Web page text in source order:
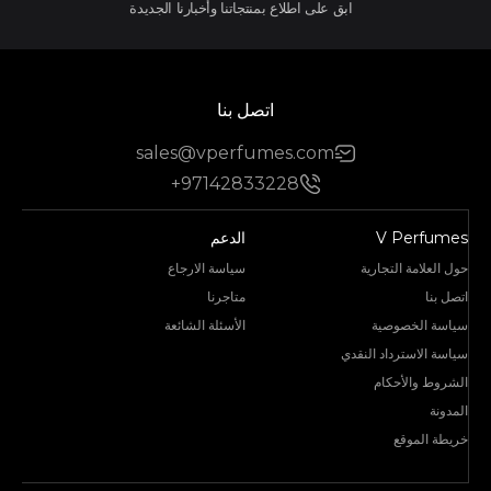
ابق على اطلاع بمنتجاتنا وأخبارنا الجديدة
اتصل بنا
sales@vperfumes.com
+97142833228
V Perfumes
حول العلامة التجارية
اتصل بنا
سياسة الخصوصية
سياسة الاسترداد النقدي
الشروط والأحكام
المدونة
خريطة الموقع
الدعم
سياسة الارجاع
متاجرنا
الأسئلة الشائعة